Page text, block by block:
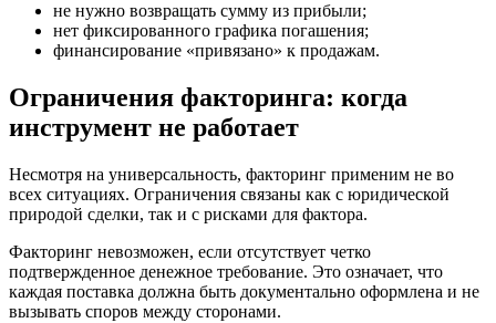
не нужно возвращать сумму из прибыли;
нет фиксированного графика погашения;
финансирование «привязано» к продажам.
Ограничения факторинга: когда
инструмент не работает
Несмотря на универсальность, факторинг применим не во
всех ситуациях. Ограничения связаны как с юридической
природой сделки, так и с рисками для фактора.
Факторинг невозможен, если отсутствует четко
подтвержденное денежное требование. Это означает, что
каждая поставка должна быть документально оформлена и не
вызывать споров между сторонами.